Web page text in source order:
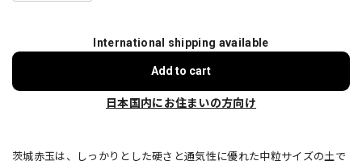
International shipping available
Add to cart
日本国内にお住まいの方向け
茨城赤玉は、しっかりとした硬さと通気性に優れた中粒サイズの土で